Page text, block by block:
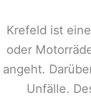
Krefeld ist
oder
angeht.
Unfälle.